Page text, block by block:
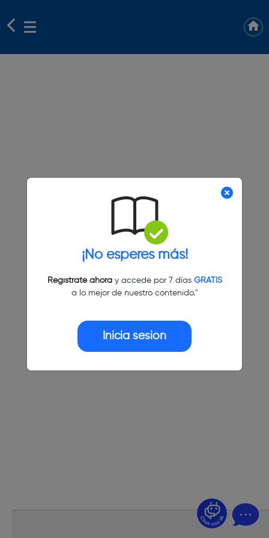
¡No esperes más!
Regístrate ahoray accede por 7 días GRATIS
a lo mejor de nuestro contenido."
Inicia sesión